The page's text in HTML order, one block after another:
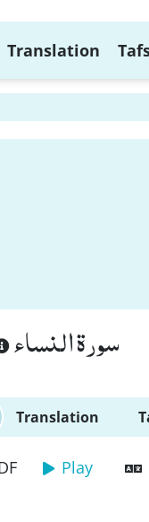
Translation
سورة النساء
Translation
Play